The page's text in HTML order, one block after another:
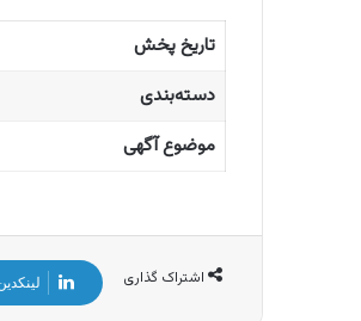
تاریخ پخش
دسته‌بندی
موضوع آگهی
اشتراک گذاری